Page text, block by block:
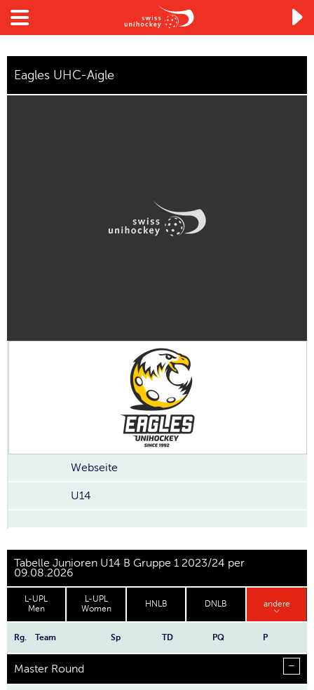

Eagles UHC-Aigle
Webseite
U14
Tabelle Junioren U14 B Gruppe 1 2023/24 per
09.08.2026
L-UPL
Men
L-UPL
Women
HNLB DNLB andere
Rg. Team Sp TD PQ P
Master Round